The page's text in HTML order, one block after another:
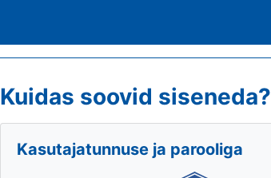
Kuidas soovid siseneda?
Kasutajatunnuse ja parooliga